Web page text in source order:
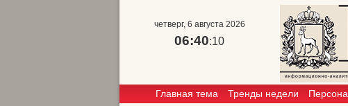
четверг, 6 августа 2026
06:40:11
Главная тема Тренды недели Персона